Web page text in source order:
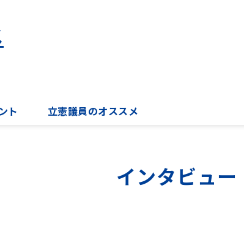
ト 立憲議員のオススメ
インタビュー